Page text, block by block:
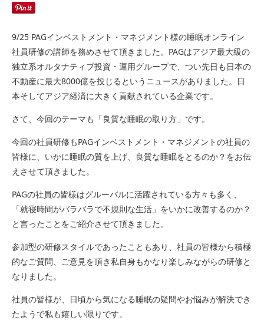
9/25 PAGインベストメント・マネジメント様の睡眠オンライン
社員研修の講師を務めさせて頂きました。PAGはアジア最大級の
独立系オルタナティブ投資・運用グループで、つい先日も日本の
不動産に最大8000億を投じるというニュースがありました。日
本そしてアジア経済に大きく貢献されている企業です。
さて、今回のテーマも「良質な睡眠の取り方」です。
今回の社員研修もPAGインベストメント・マネジメントの社員の
皆様に、いかに睡眠の質を上げ、良質な睡眠をとるのか？をお伝
えさせて頂きました。
PAGの社員の皆様はグルーバルに活躍されている方々も多く、
「就寝時間がバラバラで不規則な生活」をいかに改善するのか？
と言ったことをご紹介させて頂きました。
参加型の研修スタイルであったこともあり、社員の皆様から積極
的なご質問、ご意見を頂き私自身もかなり楽しみながらの研修と
なりました。
社員の皆様が、日頃から気になる睡眠の疑問やお悩みが解決でき
たようで私も嬉しい限りです。